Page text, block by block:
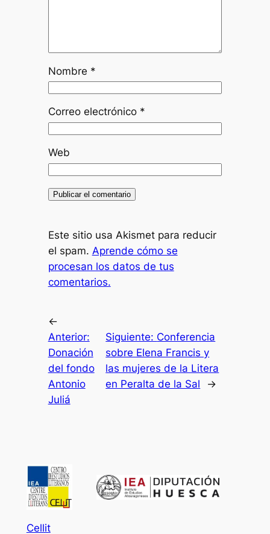
Nombre *
Correo electrónico *
Web
Este sitio usa Akismet para reducir
el spam. Aprende cómo se
procesan los datos de tus
comentarios.
←
Anterior:
Donación
del fondo
Antonio
Juliá
Siguiente: Conferencia
sobre Elena Francis y
las mujeres de la Litera
en Peralta de la Sal
→
Cellit